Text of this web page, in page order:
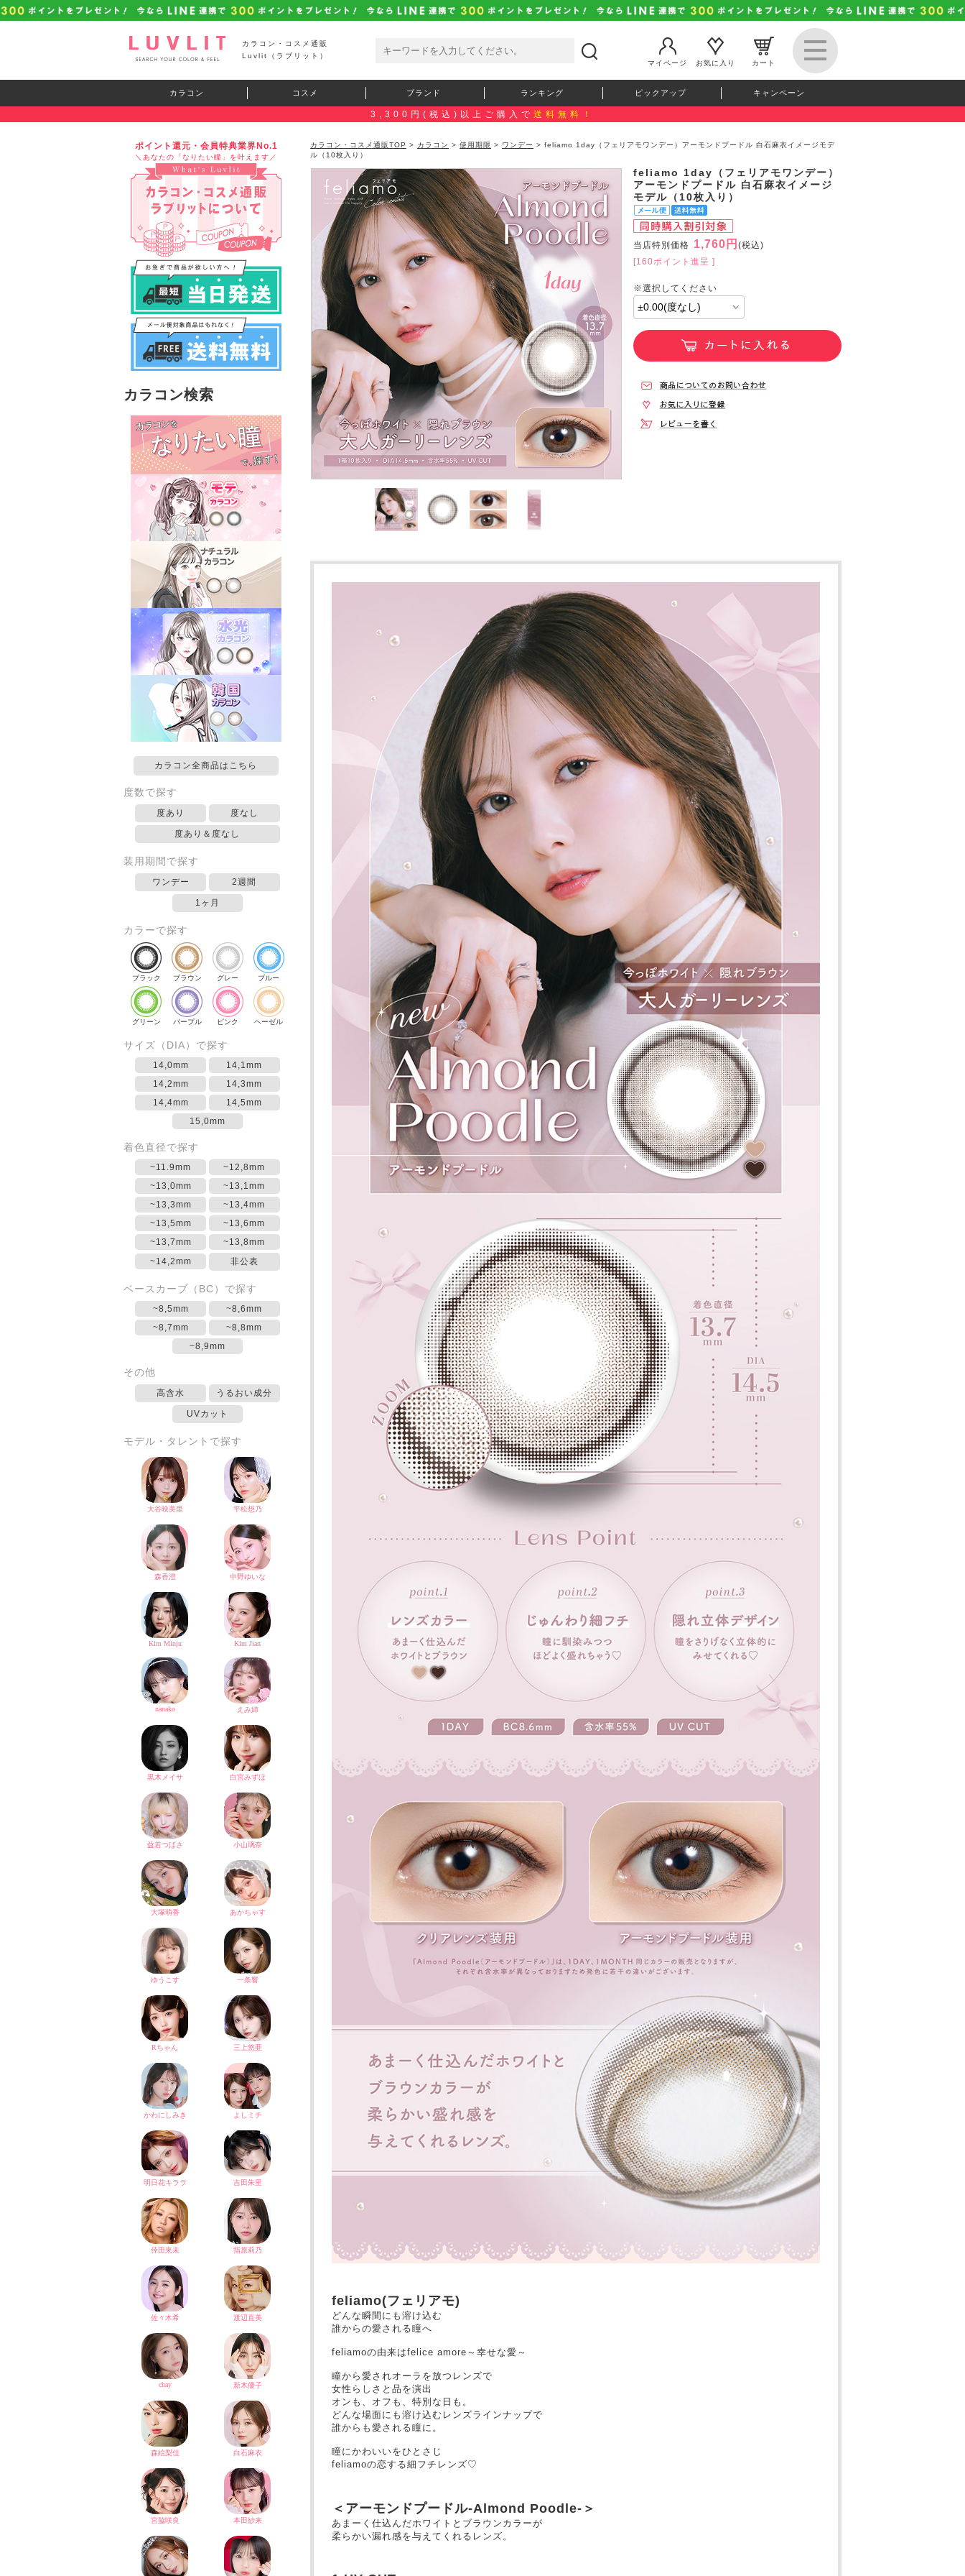
カラコン・コスメ通販
Luvlit（ラブリット）
マイページ
お気に入り カート
カラコン コスメ ブランド ランキング ピックアップ キャンペーン
3,300円(税込)以上ご購入で 送料無料！
ポイント還元・会員特典業界No.1
＼あなたの「なりたい瞳」を叶えます／
カラコン検索
カラコン全商品はこちら
度数で探す
度あり 度なし
度あり＆度なし
装用期間で探す
ワンデー 2週間
1ヶ月
カラーで探す
ブラック ブラウン グレー ブルー
グリーン パープル ピンク ヘーゼル
サイズ（DIA）で探す
14,0mm
14,1mm
14,2mm
14,3mm
14,4mm
14,5mm
15,0mm
着色直径で探す
~11.9mm
~12,8mm
~13,0mm
~13,1mm
~13,3mm
~13,4mm
~13,5mm
~13,6mm
~13,7mm
~13,8mm
~14,2mm
非公表
ベースカーブ（BC）で探す
~8,5mm
~8,6mm
~8,7mm
~8,8mm
~8,9mm
その他
高含水 うるおい成分
UVカット
モデル・タレントで探す
カラコン・コスメ通販TOP > カラコン > 使用期限 > ワンデー > feliamo 1day（フェリアモワンデー）アーモンドプードル 白石麻衣イメージモデ
ル（10枚入り）
feliamo 1day（フェリアモワンデー）
アーモンドプードル 白石麻衣イメージ
モデル（10枚入り）
当店特別価格 1,760円 (税込)
[160ポイント進呈 ]
feliamo(フェリアモ)
どんな瞬間にも溶け込む
誰からの愛される瞳へ
feliamoの由来はfelice amore～幸せな愛～
瞳から愛されオーラを放つレンズで
女性らしさと品を演出
オンも、オフも、特別な日も。
どんな場面にも溶け込むレンズラインナップで
誰からも愛される瞳に。
瞳にかわいいをひとさじ
feliamoの恋する細フチレンズ♡
＜アーモンドプードル-Almond Poodle-＞
あまーく仕込んだホワイトとブラウンカラーが
柔らかい漏れ感を与えてくれるレンズ。